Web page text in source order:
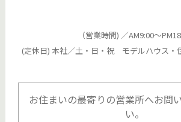
（営業時間) ／AM9:00～
(定休日) 本社／土・日・祝 モデルハウス・
お住まいの最寄りの営業所へお問
い。